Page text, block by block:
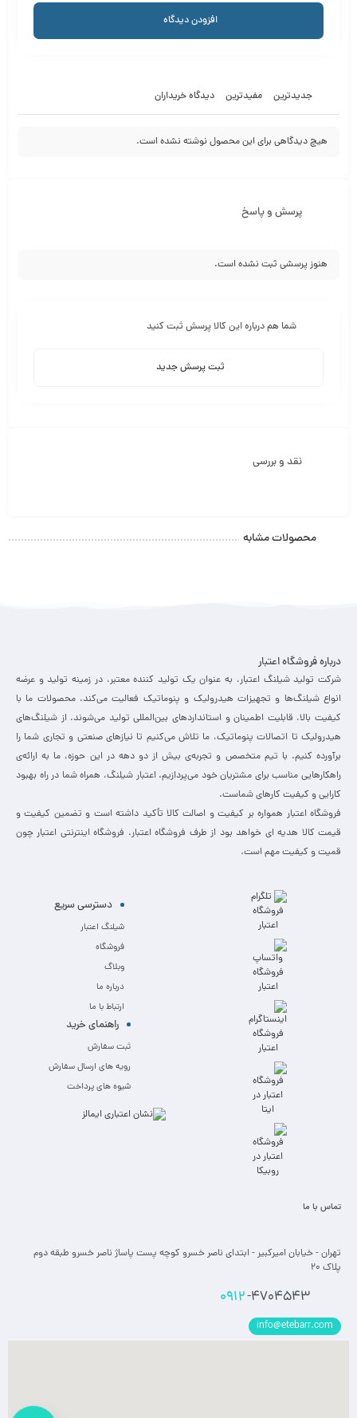
جدیدترین مفیدترین دیدگاه خریداران
هیچ دیدگاهی برای این محصول نوشته نشده است.
افزودن دیدگاه
پرسش و پاسخ
هنوز پرسشی ثبت نشده است.
شما هم درباره این کالا پرسش ثبت کنید
ثبت پرسش جدید
نقد و بررسی
محصولات مشابه
درباره فروشگاه اعتبار
شرکت تولید شیلنگ اعتبار، به عنوان یک تولید کننده معتبر، در زمینه تولید و عرضه
انواع شیلنگ‌ها و تجهیزات هیدرولیک و پنوماتیک فعالیت می‌کند. محصولات ما با
کیفیت بالا، قابلیت اطمینان و استانداردهای بین‌المللی تولید می‌شوند. از شیلنگ‌های
هیدرولیک تا اتصالات پنوماتیک، ما تلاش می‌کنیم تا نیازهای صنعتی و تجاری شما را
برآورده کنیم. با تیم متخصص و تجربه‌ی بیش از دو دهه در این حوزه، ما به ارائه‌ی
راهکارهایی مناسب برای مشتریان خود می‌پردازیم. اعتبار شیلنگ، همراه شما در راه بهبود
کارایی و کیفیت کارهای شماست.
فروشگاه اعتبار همواره بر کیفیت و اصالت کالا تأکید داشته است و تضمین کیفیت و
قیمت کالا هدیه ای خواهد بود از طرف فروشگاه اعتبار. فروشگاه اینترنتی اعتبار چون
قمیت و کیفیت مهم است.
دسترسی سریع
شیلنگ اعتبار
فروشگاه
وبلاگ
درباره ما
ارتباط با ما
راهنمای خرید
ثبت سفارش
رویه های ارسال سفارش
شیوه های پرداخت
تماس با ما
تهران - خیابان امیرکبیر - ابتدای ناصر خسرو کوچه پست پاساژ ناصر خسرو طبقه دوم
پلاک 20
0912-4704543
info@etebarr.com